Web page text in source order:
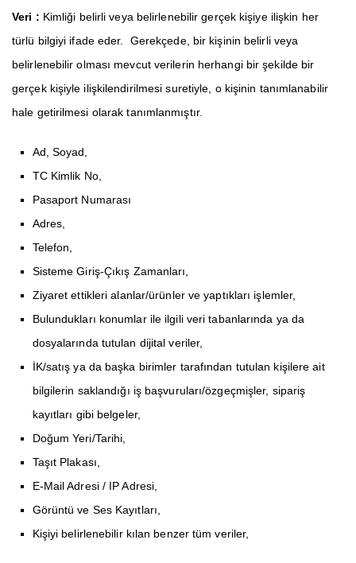
Veri : Kimliği belirli veya belirlenebilir gerçek kişiye ilişkin her
türlü bilgiyi ifade eder. Gerekçede, bir kişinin belirli veya
belirlenebilir olması mevcut verilerin herhangi bir şekilde bir
gerçek kişiyle ilişkilendirilmesi suretiyle, o kişinin tanımlanabilir
hale getirilmesi olarak tanımlanmıştır.
Ad, Soyad,
TC Kimlik No,
Pasaport Numarası
Adres,
Telefon,
Sisteme Giriş-Çıkış Zamanları,
Ziyaret ettikleri alanlar/ürünler ve yaptıkları işlemler,
Bulundukları konumlar ile ilgili veri tabanlarında ya da
dosyalarında tutulan dijital veriler,
İK/satış ya da başka birimler tarafından tutulan kişilere ait
bilgilerin saklandığı iş başvuruları/özgeçmişler, sipariş
kayıtları gibi belgeler,
Doğum Yeri/Tarihi,
Taşıt Plakası,
E-Mail Adresi / IP Adresi,
Görüntü ve Ses Kayıtları,
Kişiyi belirlenebilir kılan benzer tüm veriler,